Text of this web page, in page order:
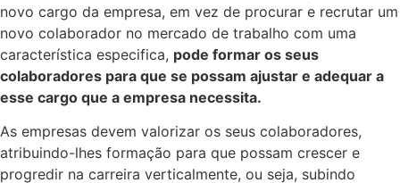
novo cargo da empresa, em vez de procurar e recrutar um
novo colaborador no mercado de trabalho com uma
característica especifica, pode formar os seus
colaboradores para que se possam ajustar e adequar a
esse cargo que a empresa necessita.
As empresas devem valorizar os seus colaboradores,
atribuindo-lhes formação para que possam crescer e
progredir na carreira verticalmente, ou seja, subindo